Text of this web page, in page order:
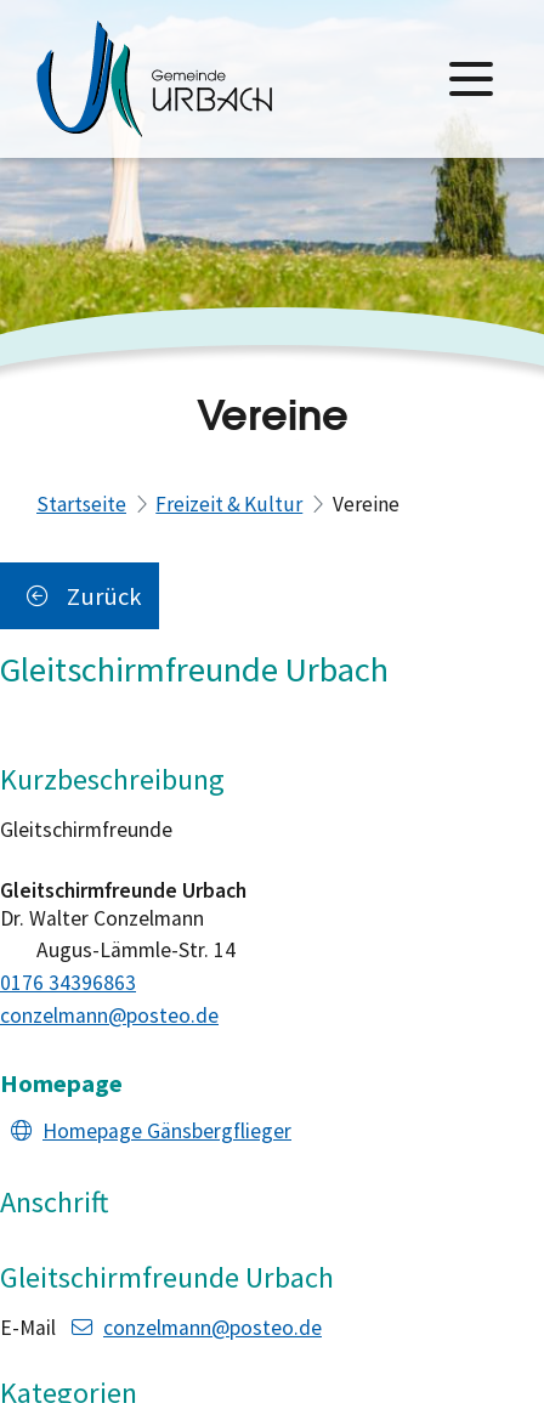
Vereine
Startseite Freizeit & Kultur Vereine
Zurück
Gleitschirmfreunde Urbach
Kurzbeschreibung
Gleitschirmfreunde
Dr. Walter Conzelmann
Gleitschirmfreunde Urbach
Augus-Lämmle-Str. 14
conzelmann@posteo.de
0176 34396863
Homepage
Homepage Gänsbergflieger
Anschrift
Gleitschirmfreunde Urbach
E-Mail conzelmann@posteo.de